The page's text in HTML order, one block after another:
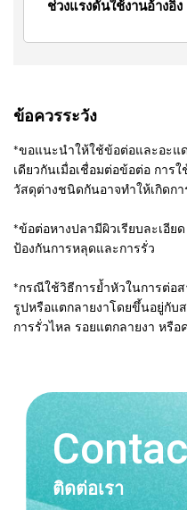
ช่วงแรงดันใช้งานอ้างอิง
ข้อควรระวัง
*ขอแนะนำให้ใช้ข้อต่อและอะแ
เดียวกันเมื่อเชื่อมต่อข้อต่อ การ
วัสดุต่างชนิดกันอาจทำให้เกิดก
*ข้อต่อหางปลามีผิวเรียบละเอีย
ป้องกันการหลุดและการรั่ว
*กรณีใช้วิธีการย้ำหัวในการต่อส
รูปหรือแตกลายงาโดยขึ้นอยู่กับ
การรั่วไหล รอยแตกลายงา หรื
ติดต่อเรา